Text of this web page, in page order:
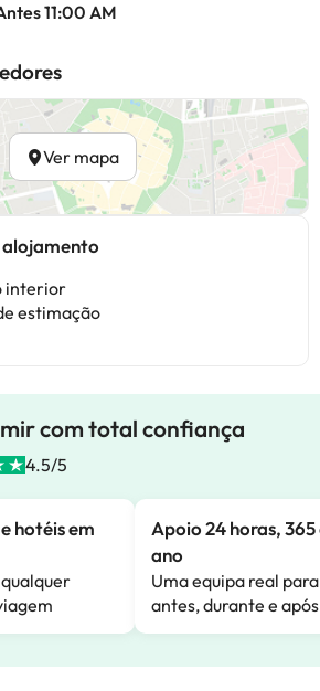
11:00 AM
Ver mapa
interior
estimação
com total confiança
4.5/5
hotéis em
Apoio 24 horas,
ano
Uma equipa real
antes, durante e